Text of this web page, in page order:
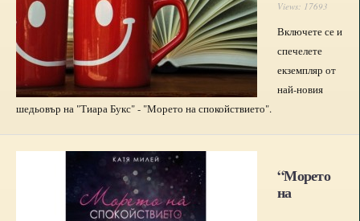
Views: 17693
Включете се и
спечелете
екземпляр от
най-новия
шедьовър на "Тиара Букс" - "Морето на спокойствието".
“Морето
на